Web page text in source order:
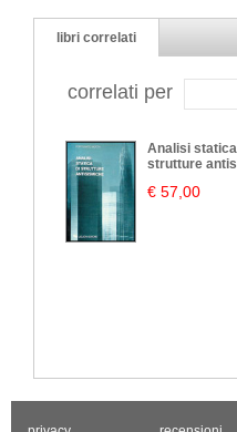
libri correlati
correlati per
Analisi
strutture
€ 57,00